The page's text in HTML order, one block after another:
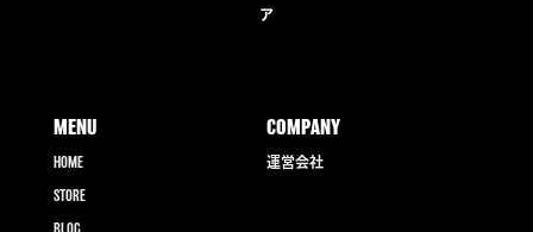
ア
MENU
HOME
STORE
COMPANY
運営会社